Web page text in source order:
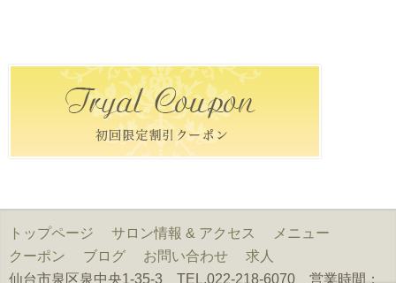
トップページ サロン情報 & アクセス
メニュー
クーポン
ブログ お問い合わせ
求人
仙台市泉区泉中央1-35-3 TEL.022-218-6070 営業時間：